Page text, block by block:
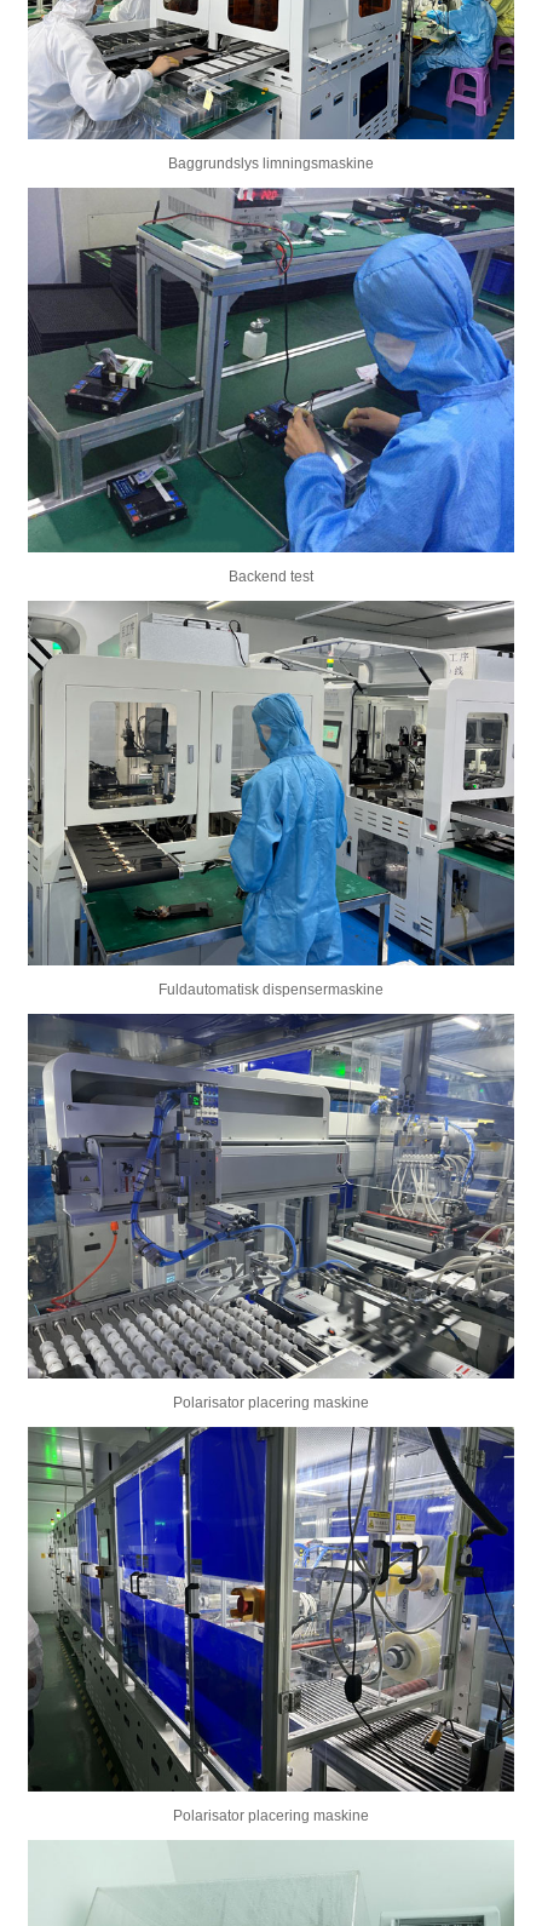
Baggrundslys limningsmaskine
Backend test
Fuldautomatisk dispensermaskine
Polarisator placering maskine
Polarisator placering maskine